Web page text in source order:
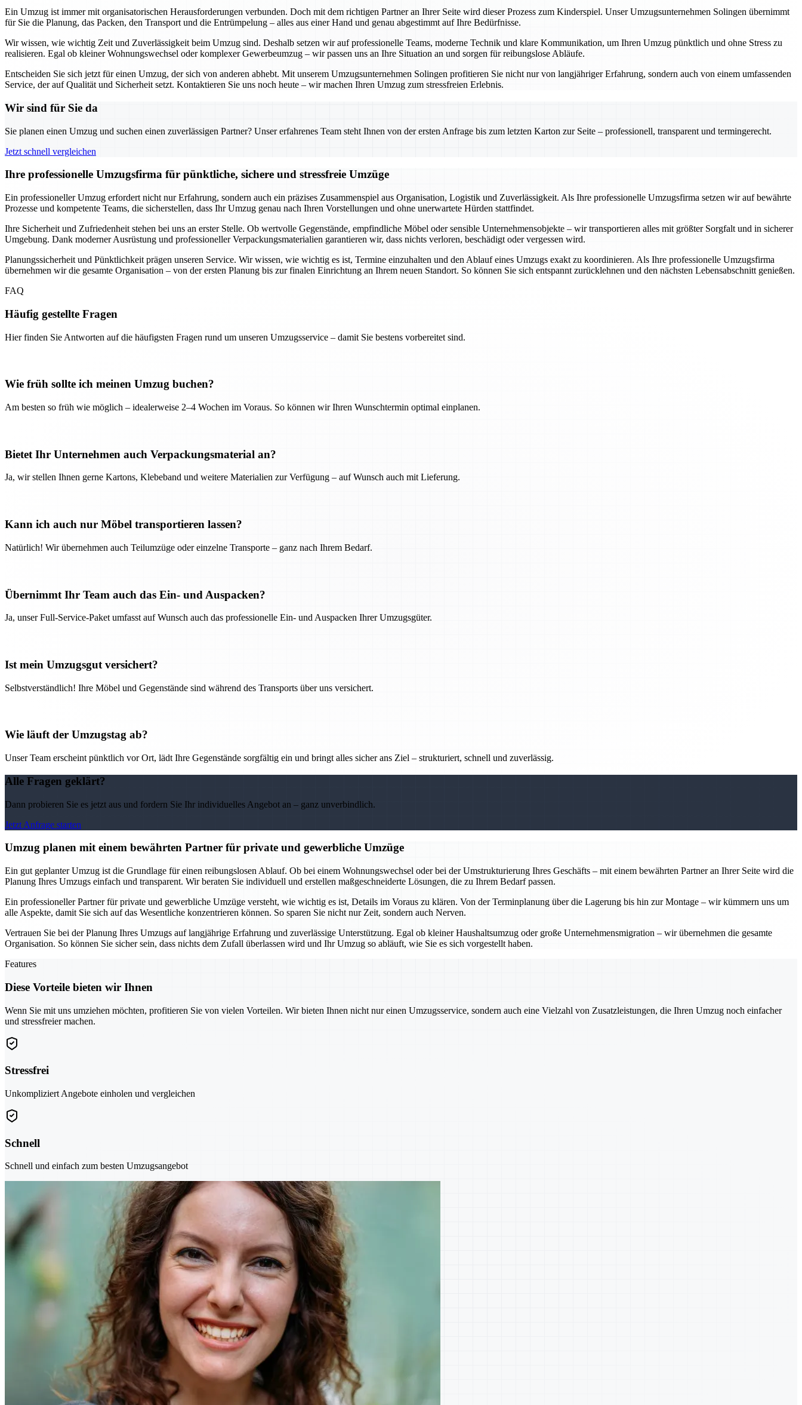
Ein Umzug ist immer mit organisatorischen Herausforderungen verbunden. Doch mit dem richtigen Partner an Ihrer Seite wird dieser Prozess zum Kinderspiel. Unser Umzugsunternehmen Solingen übernimmt
für Sie die Planung, das Packen, den Transport und die Entrümpelung – alles aus einer Hand und genau abgestimmt auf Ihre Bedürfnisse.
Wir wissen, wie wichtig Zeit und Zuverlässigkeit beim Umzug sind. Deshalb setzen wir auf professionelle Teams, moderne Technik und klare Kommunikation, um Ihren Umzug pünktlich und ohne Stress zu
realisieren. Egal ob kleiner Wohnungswechsel oder komplexer Gewerbeumzug – wir passen uns an Ihre Situation an und sorgen für reibungslose Abläufe.
Entscheiden Sie sich jetzt für einen Umzug, der sich von anderen abhebt. Mit unserem Umzugsunternehmen Solingen profitieren Sie nicht nur von langjähriger Erfahrung, sondern auch von einem umfassenden
Service, der auf Qualität und Sicherheit setzt. Kontaktieren Sie uns noch heute – wir machen Ihren Umzug zum stressfreien Erlebnis.
Wir sind für Sie da
Sie planen einen Umzug und suchen einen zuverlässigen Partner? Unser erfahrenes Team steht Ihnen von der ersten Anfrage bis zum letzten Karton zur Seite – professionell, transparent und termingerecht.
Jetzt schnell vergleichen
Ihre professionelle Umzugsfirma für pünktliche, sichere und stressfreie Umzüge
Ein professioneller Umzug erfordert nicht nur Erfahrung, sondern auch ein präzises Zusammenspiel aus Organisation, Logistik und Zuverlässigkeit. Als Ihre professionelle Umzugsfirma setzen wir auf bewährte
Prozesse und kompetente Teams, die sicherstellen, dass Ihr Umzug genau nach Ihren Vorstellungen und ohne unerwartete Hürden stattfindet.
Ihre Sicherheit und Zufriedenheit stehen bei uns an erster Stelle. Ob wertvolle Gegenstände, empfindliche Möbel oder sensible Unternehmensobjekte – wir transportieren alles mit größter Sorgfalt und in sicherer
Umgebung. Dank moderner Ausrüstung und professioneller Verpackungsmaterialien garantieren wir, dass nichts verloren, beschädigt oder vergessen wird.
Planungssicherheit und Pünktlichkeit prägen unseren Service. Wir wissen, wie wichtig es ist, Termine einzuhalten und den Ablauf eines Umzugs exakt zu koordinieren. Als Ihre professionelle Umzugsfirma
übernehmen wir die gesamte Organisation – von der ersten Planung bis zur finalen Einrichtung an Ihrem neuen Standort. So können Sie sich entspannt zurücklehnen und den nächsten Lebensabschnitt genießen.
FAQ
Häufig gestellte Fragen
Hier finden Sie Antworten auf die häufigsten Fragen rund um unseren Umzugsservice – damit Sie bestens vorbereitet sind.
Wie früh sollte ich meinen Umzug buchen?
Am besten so früh wie möglich – idealerweise 2–4 Wochen im Voraus. So können wir Ihren Wunschtermin optimal einplanen.
Bietet Ihr Unternehmen auch Verpackungsmaterial an?
Ja, wir stellen Ihnen gerne Kartons, Klebeband und weitere Materialien zur Verfügung – auf Wunsch auch mit Lieferung.
Kann ich auch nur Möbel transportieren lassen?
Natürlich! Wir übernehmen auch Teilumzüge oder einzelne Transporte – ganz nach Ihrem Bedarf.
Übernimmt Ihr Team auch das Ein- und Auspacken?
Ja, unser Full-Service-Paket umfasst auf Wunsch auch das professionelle Ein- und Auspacken Ihrer Umzugsgüter.
Ist mein Umzugsgut versichert?
Selbstverständlich! Ihre Möbel und Gegenstände sind während des Transports über uns versichert.
Wie läuft der Umzugstag ab?
Unser Team erscheint pünktlich vor Ort, lädt Ihre Gegenstände sorgfältig ein und bringt alles sicher ans Ziel – strukturiert, schnell und zuverlässig.
Alle Fragen geklärt?
Dann probieren Sie es jetzt aus und fordern Sie Ihr individuelles Angebot an – ganz unverbindlich.
Jetzt Anfrage starten
Umzug planen mit einem bewährten Partner für private und gewerbliche Umzüge
Ein gut geplanter Umzug ist die Grundlage für einen reibungslosen Ablauf. Ob bei einem Wohnungswechsel oder bei der Umstrukturierung Ihres Geschäfts – mit einem bewährten Partner an Ihrer Seite wird die
Planung Ihres Umzugs einfach und transparent. Wir beraten Sie individuell und erstellen maßgeschneiderte Lösungen, die zu Ihrem Bedarf passen.
Ein professioneller Partner für private und gewerbliche Umzüge versteht, wie wichtig es ist, Details im Voraus zu klären. Von der Terminplanung über die Lagerung bis hin zur Montage – wir kümmern uns um
alle Aspekte, damit Sie sich auf das Wesentliche konzentrieren können. So sparen Sie nicht nur Zeit, sondern auch Nerven.
Vertrauen Sie bei der Planung Ihres Umzugs auf langjährige Erfahrung und zuverlässige Unterstützung. Egal ob kleiner Haushaltsumzug oder große Unternehmensmigration – wir übernehmen die gesamte
Organisation. So können Sie sicher sein, dass nichts dem Zufall überlassen wird und Ihr Umzug so abläuft, wie Sie es sich vorgestellt haben.
Features
Diese Vorteile bieten wir Ihnen
Wenn Sie mit uns umziehen möchten, profitieren Sie von vielen Vorteilen. Wir bieten Ihnen nicht nur einen Umzugsservice, sondern auch eine Vielzahl von Zusatzleistungen, die Ihren Umzug noch einfacher
und stressfreier machen.
Stressfrei
Unkompliziert Angebote einholen und vergleichen
Schnell
Schnell und einfach zum besten Umzugsangebot